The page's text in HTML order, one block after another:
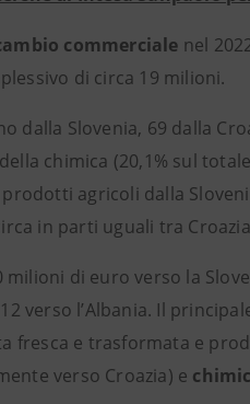
commerciale nel
di circa 19 milioni.
dalla Slovenia, 69 dalla
chimica (20,1% sul
agricoli dalla
in parti uguali tra
di euro verso la
verso l’Albania. Il
fresca e trasformata e
verso Croazia) e